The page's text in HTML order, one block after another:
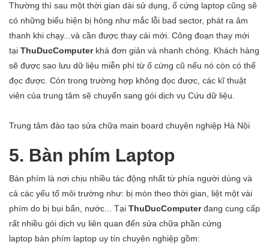
Thường thì sau một thời gian dài sử dụng, ổ cứng laptop cũng sẽ
có những biểu hiện bị hỏng như mắc lỗi bad sector, phát ra âm
thanh khi chạy...và cần được thay cái mới. Công đoạn thay mới
tại ThuDucComputerkhá đơn giản và nhanh chóng. Khách hàng
sẽ được sao lưu dữ liệu miễn phí từ ổ cứng cũ nếu nó còn có thể
đọc được. Còn trong trường hợp không đọc được, các kĩ thuật
viên của trung tâm sẽ chuyển sang gói dịch vụ Cứu dữ liệu.
Trung tâm đào tạo sửa chữa main board chuyên nghiệp Hà Nội
5. Bàn phím Laptop
Bàn phím là nơi chịu nhiều tác động nhất từ phía người dùng và
cả các yếu tố môi trường như: bị mòn theo thời gian, liệt một vài
phím do bị bụi bẩn, nước... Tại ThuDucComputerđang cung cấp
rất nhiều gói dịch vụ liên quan đến sửa chữa phần cứng
laptop bàn phím laptop uy tín chuyên nghiệp gồm: